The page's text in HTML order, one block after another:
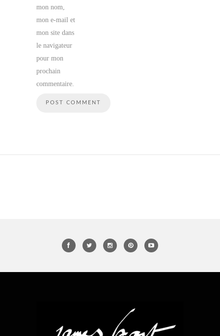
mon nom,
mon e-mail et
mon site dans
le navigateur
pour mon
prochain
commentaire.